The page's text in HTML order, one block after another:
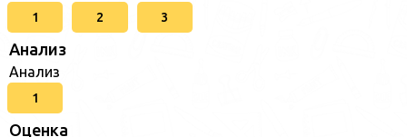
1 2 3
Анализ
Анализ
1
Оценка